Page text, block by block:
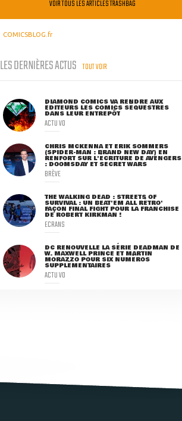
VOIR TOUS LES ARTICLES TRASHBAG
COMICSBLOG.fr
LES DERNIÈRES ACTUS TOUT VOIR
DIAMOND COMICS VA RENDRE AUX
ÉDITEURS LES COMICS SÉQUESTRÉS
DANS LEUR ENTREPÔT
ACTU VO
CHRIS MCKENNA ET ERIK SOMMERS
(SPIDER-MAN : BRAND NEW DAY) EN
RENFORT SUR L'ÉCRITURE DE AVENGERS
: DOOMSDAY ET SECRET WARS
BRÈVE
THE WALKING DEAD : STREETS OF
SURVIVAL : UN BEAT'EM ALL RÉTRO'
FAÇON FINAL FIGHT POUR LA FRANCHISE
DE ROBERT KIRKMAN !
ECRANS
DC RENOUVELLE LA SÉRIE DEADMAN DE
W. MAXWELL PRINCE ET MARTIN
MORAZZO POUR SIX NUMÉROS
SUPPLÉMENTAIRES
ACTU VO